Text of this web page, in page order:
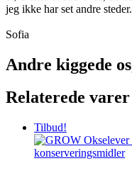
jeg ikke har set andre
Sofia
Andre kiggede
Relaterede varer
Tilbud!